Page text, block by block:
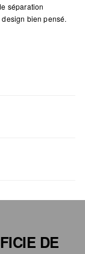
séparation
bien pensé.
DE